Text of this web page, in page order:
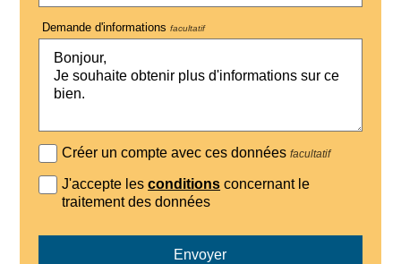
Demande d'informations facultatif
Créer un compte avec ces donnéesfacultatif
J'accepte lesconditions concernant le
traitement des données
Envoyer